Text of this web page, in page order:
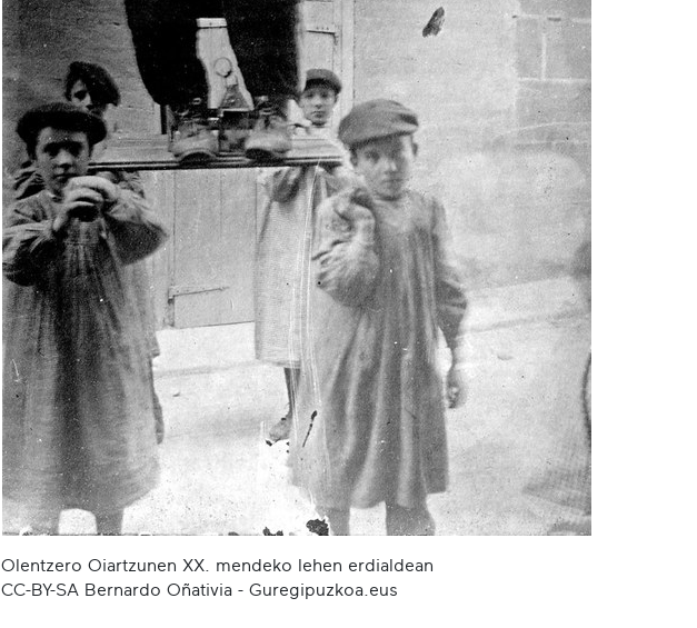
Olentzero Oiartzunen XX. mendeko lehen erdialdean
CC-BY-SA Bernardo Oñativia - Guregipuzkoa.eus